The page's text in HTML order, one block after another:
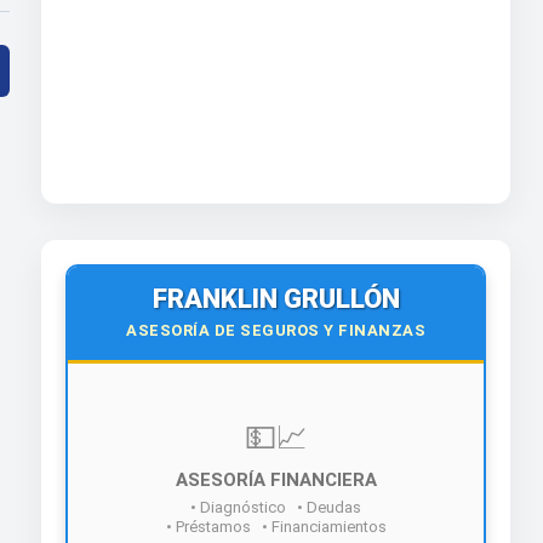
FRANKLIN GRULLÓN
ASESORÍA DE SEGUROS Y FINANZAS
💵📈
ASESORÍA FINANCIERA
• Diagnóstico • Deudas
• Préstamos • Financiamientos
¡Contáctanos hoy!